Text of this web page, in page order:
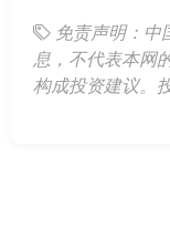
免责声明：中
息，不代表本网
构成投资建议。